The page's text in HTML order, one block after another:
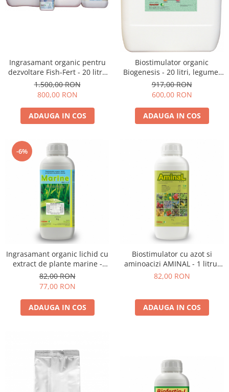
Ingrasamant organic pentru
dezvoltare Fish-Fert - 20 litri,
legume, cereale, cartof, vie
1.500,00 RON
800,00 RON
ADAUGA IN COS
Biostimulator organic
Biogenesis - 20 litri, legume,
cereale, pomi, vie
917,00 RON
600,00 RON
ADAUGA IN COS
-6%
Ingrasamant organic lichid cu
extract de plante marine -
MARINE - 1 litru, legume,
cereale, pomi, cartof
82,00 RON
77,00 RON
ADAUGA IN COS
Biostimulator cu azot si
aminoacizi AMINAL - 1 litru,
legume , fructe, cereale, vita
82,00 RON
ADAUGA IN COS